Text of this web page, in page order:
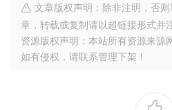
文章版权声明：除非注明，否则
章，转载或复制请以超链接形式并
资源版权声明：本站所有资源来源
如有侵权，请联系管理下架！